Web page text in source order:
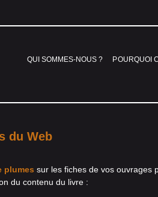
QUI SOMMES-NOUS ? POURQUOI
du Web
plumes sur les fiches de vos ouvrages
du contenu du livre :